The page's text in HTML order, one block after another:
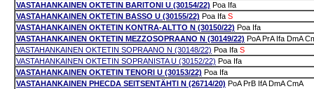
VASTAHANKAINEN OKTETIN BARITONI U (30154/22) Poa Ifa
VASTAHANKAINEN OKTETIN BASSO U (30155/22) Poa Ifa S
VASTAHANKAINEN OKTETIN KONTRA-ALTTO N (30150/22) Poa Ifa
VASTAHANKAINEN OKTETIN MEZZOSOPRAANO N (30149/22) PoA PrA Ifa DmA
VASTAHANKAINEN OKTETIN SOPRAANO N (30148/22) Poa Ifa S
VASTAHANKAINEN OKTETIN SOPRANISTA U (30152/22) Poa Ifa
VASTAHANKAINEN OKTETIN TENORI U (30153/22) Poa Ifa
VASTAHANKAINEN PHECDA SEITSENTÄHTI N (26714/20) PoA PrB IfA DmA CmA